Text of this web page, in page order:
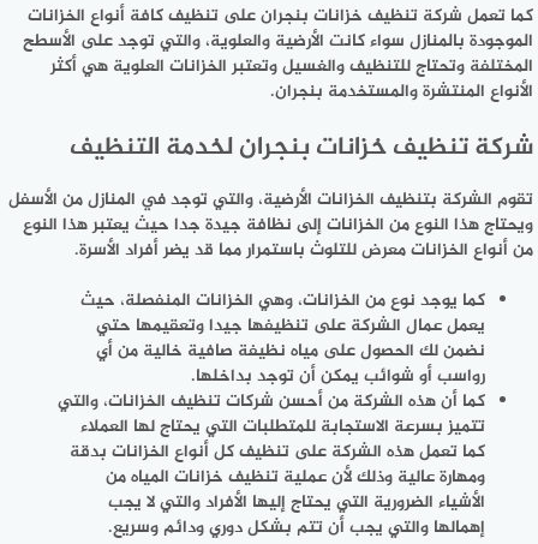
كما تعمل شركة تنظيف خزانات بنجران على تنظيف كافة أنواع الخزانات
الموجودة بالمنازل سواء كانت الأرضية والعلوية، والتي توجد على الأسطح
المختلفة وتحتاج للتنظيف والغسيل وتعتبر الخزانات العلوية هي أكثر
الأنواع المنتشرة والمستخدمة بنجران.
شركة تنظيف خزانات بنجران لخدمة التنظيف
تقوم الشركة بتنظيف الخزانات الأرضية، والتي توجد في المنازل من الأسفل
ويحتاج هذا النوع من الخزانات إلى نظافة جيدة جدا حيث يعتبر هذا النوع
من أنواع الخزانات معرض للتلوث باستمرار مما قد يضر أفراد الأسرة.
كما يوجد نوع من الخزانات، وهي الخزانات المنفصلة، حيث
يعمل عمال الشركة على تنظيفها جيدا وتعقيمها حتي
نضمن لك الحصول على مياه نظيفة صافية خالية من أي
رواسب أو شوائب يمكن أن توجد بداخلها.
كما أن هذه الشركة من أحسن شركات تنظيف الخزانات، والتي
تتميز بسرعة الاستجابة للمتطلبات التي يحتاج لها العملاء
كما تعمل هذه الشركة على تنظيف كل أنواع الخزانات بدقة
ومهارة عالية وذلك لأن عملية تنظيف خزانات المياه من
الأشياء الضرورية التي يحتاج إليها الأفراد والتي لا يجب
إهمالها والتي يجب أن تتم بشكل دوري ودائم وسريع.